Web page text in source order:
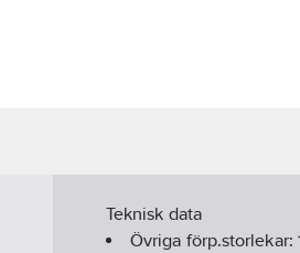
Teknisk data
Övriga förp.storlekar: